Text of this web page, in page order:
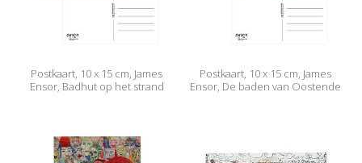
Postkaart, 10 x 15 cm, James
Ensor, Badhut op het strand
Postkaart, 10 x 15 cm, James
Ensor, De baden van Oostende